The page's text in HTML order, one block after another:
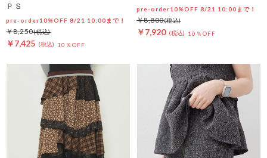
ＰＳ
pre-order10%OFF 8/21 10:00まで！
￥7,425 10％OFF
￥8,250
pre-order10%OFF 8/21 10:00まで！
￥7,920 10％OFF
￥8,800